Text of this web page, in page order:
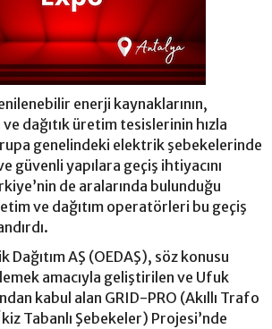
enerji kaynaklarının,
dağıtık üretim tesislerinin hızla
genelindeki elektrik şebekelerinde
güvenli yapılara geçiş ihtiyacını
de aralarında bulunduğu
ve dağıtım operatörleri bu geçiş
Dağıtım AŞ (OEDAŞ), söz konusu
amacıyla geliştirilen ve Ufuk
kabul alan GRID-PRO (Akıllı Trafo
Tabanlı Şebekeler) Projesi’nde